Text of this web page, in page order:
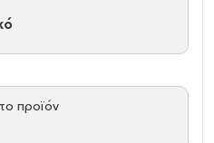
προϊόν